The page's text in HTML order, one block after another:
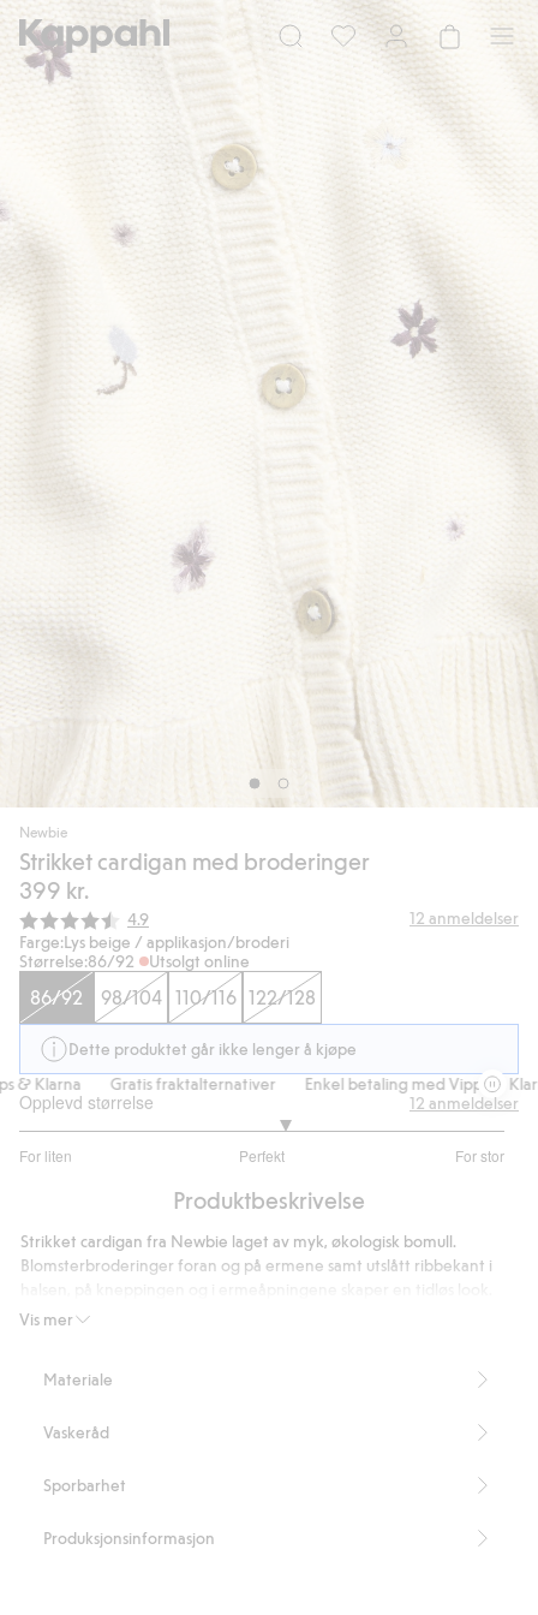
Newbie
Strikket cardigan med broderinger
399 kr.
Gjennomsnittskarakter:
4.9 12 anmeldelser
Farge:Lys beige / applikasjon/broderi
Størrelse:86/92 Utsolgt online
86/92 98/104 110/116 122/128
Dette produktet går ikke lenger å kjøpe
Klarna
Gratis fraktalternativer Enkel betaling med Vipps & Klarna
Opplevd størrelse
For liten Perfekt For stor
av
11
stemmer
12 anmeldelser
Produktbeskrivelse
Vis mer
Strikket cardigan fra Newbie laget av myk, økologisk bomull.
Blomsterbroderinger foran og på ermene samt utslått ribbekant i
Ribbestrikkede rysjer nederst og åpning med Newbie-knappar foran
Artikkelnummer
Materiale
Vaskeråd
Sporbarhet
Produksjonsinformasjon